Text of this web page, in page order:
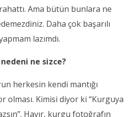
Ama bütün bunlara ne
Daha çok başarılı
lazımdı.
ne sizce?
herkesin kendi mantığı
olması. Kimisi diyor ki “Kurguya
Hayır, kurgu fotoğrafın